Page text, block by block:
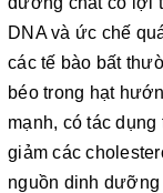
DNA và ức chế
các tế bào bất
béo trong hạt
mạnh, có tác
giảm các
nguồn dinh